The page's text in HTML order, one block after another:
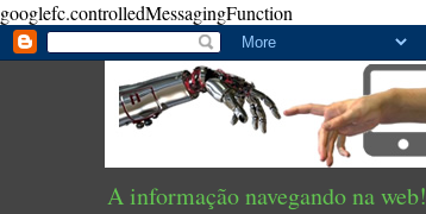
googlefc.controlledMessagingFunction
A informação navegando na web!